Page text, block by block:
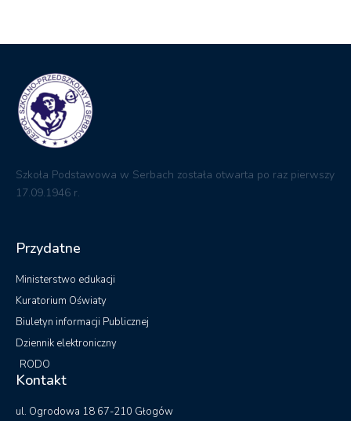
Przydatne
Ministerstwo edukacji
Kuratorium Oświaty
Biuletyn informacji Publicznej
Dziennik elektroniczny
Kontakt
Telefon: +48 (76) 833 13 13